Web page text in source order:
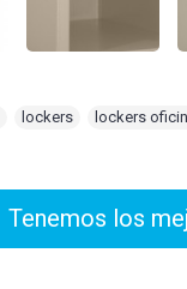
lockers lockers
Tenemos los